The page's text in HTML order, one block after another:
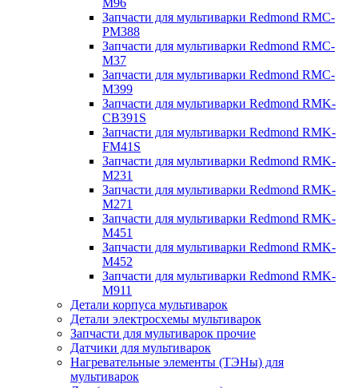
M96
Запчасти для мультиварки Redmond RMC-
PM388
Запчасти для мультиварки Redmond RMC-
M37
Запчасти для мультиварки Redmond RMC-
M399
Запчасти для мультиварки Redmond RMK-
CB391S
Запчасти для мультиварки Redmond RMK-
FM41S
Запчасти для мультиварки Redmond RMK-
M231
Запчасти для мультиварки Redmond RMK-
M271
Запчасти для мультиварки Redmond RMK-
M451
Запчасти для мультиварки Redmond RMK-
M452
Запчасти для мультиварки Redmond RMK-
M911
Детали корпуса мультиварок
Детали электросхемы мультиварок
Запчасти для мультиварок прочие
Датчики для мультиварок
Нагревательные элементы (ТЭНы) для
мультиварок